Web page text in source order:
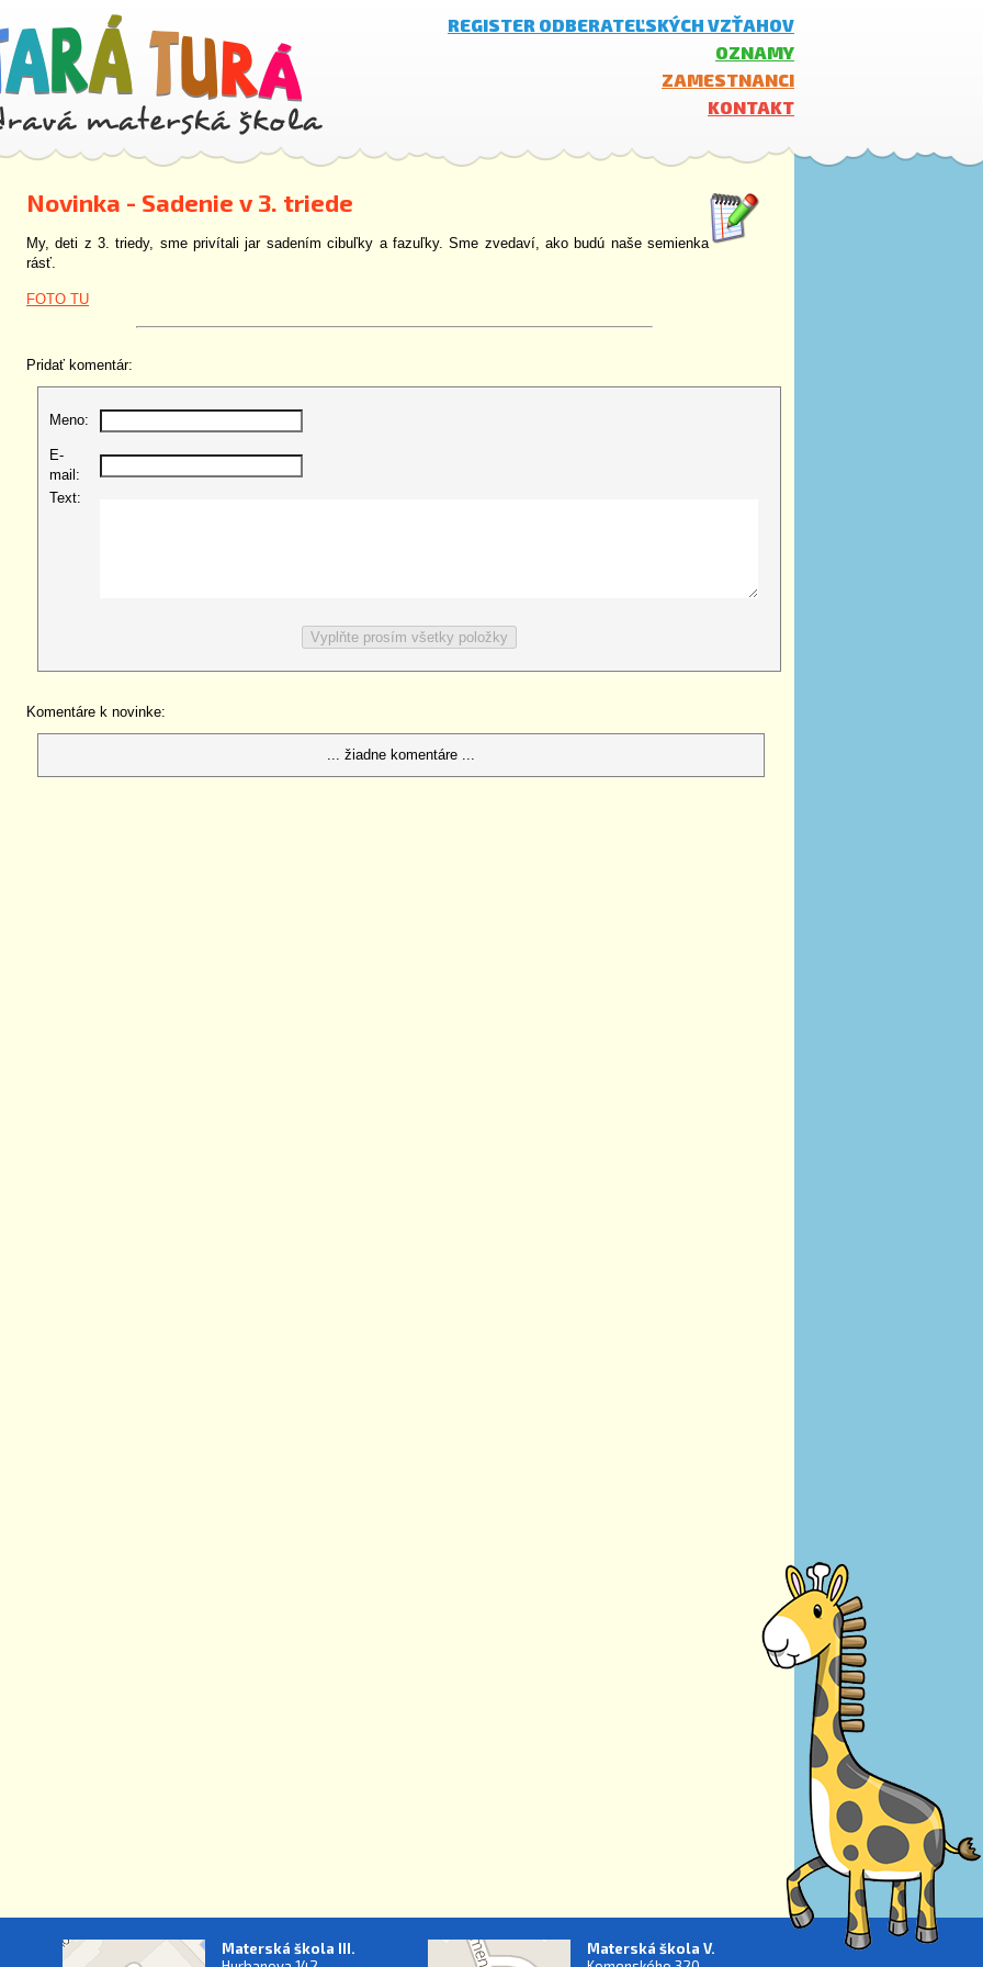
REGISTER ODBERATEĽSKÝCH VZŤAHOV
OZNAMY
ZAMESTNANCI
KONTAKT
Novinka - Sadenie v 3. triede
My, deti z 3. triedy, sme privítali jar sadením cibuľky a fazuľky. Sme zvedaví, ako budú naše semienka
rásť.
FOTO TU
Pridať komentár:
Meno:
E-
mail:
Text:
Komentáre k novinke:
... žiadne komentáre ...
Materská škola III.
Materská škola V.